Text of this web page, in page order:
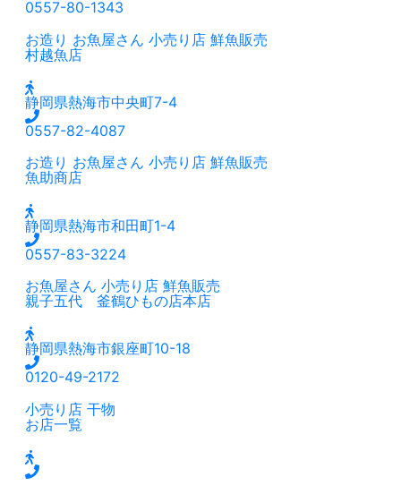
0557-80-1343
お造り お魚屋さん 小売り店 鮮魚販売
村越魚店
静岡県熱海市中央町7-4
0557-82-4087
お造り お魚屋さん 小売り店 鮮魚販売
魚助商店
静岡県熱海市和田町1-4
0557-83-3224
お魚屋さん 小売り店 鮮魚販売
親子五代 釜鶴ひもの店本店
静岡県熱海市銀座町10-18
0120-49-2172
小売り店 干物
お店一覧